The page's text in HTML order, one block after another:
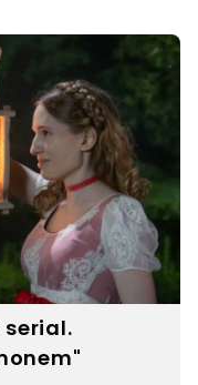
serial.